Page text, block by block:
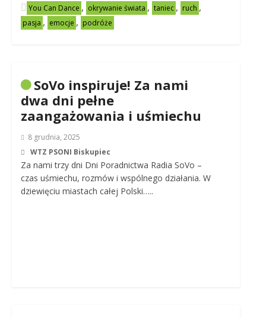
You Can Dance , okrywanie świata , taniec , ruch ,
pasja , emocje , podróże
SoVo inspiruje! Za nami
dwa dni pełne
zaangażowania i uśmiechu
8 grudnia, 2025
WTZ PSONI Biskupiec
Za nami trzy dni Dni Poradnictwa Radia SoVo –
czas uśmiechu, rozmów i wspólnego działania. W
dziewięciu miastach całej Polski…..